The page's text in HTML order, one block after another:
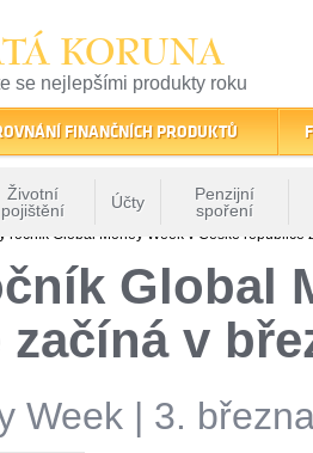
KORUNA
se nejlepšími produkty roku
a kvality na finančním trhu
FINANČNÍCH PRODUKTŮ
Životní
pojištění
Účty
Penzijní
spoření
ročník Global Money Week v České republice
Global
v
Week | 3.